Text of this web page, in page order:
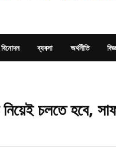
বিনোদন ব্যবসা অর্থনীতি
চলতে হবে,